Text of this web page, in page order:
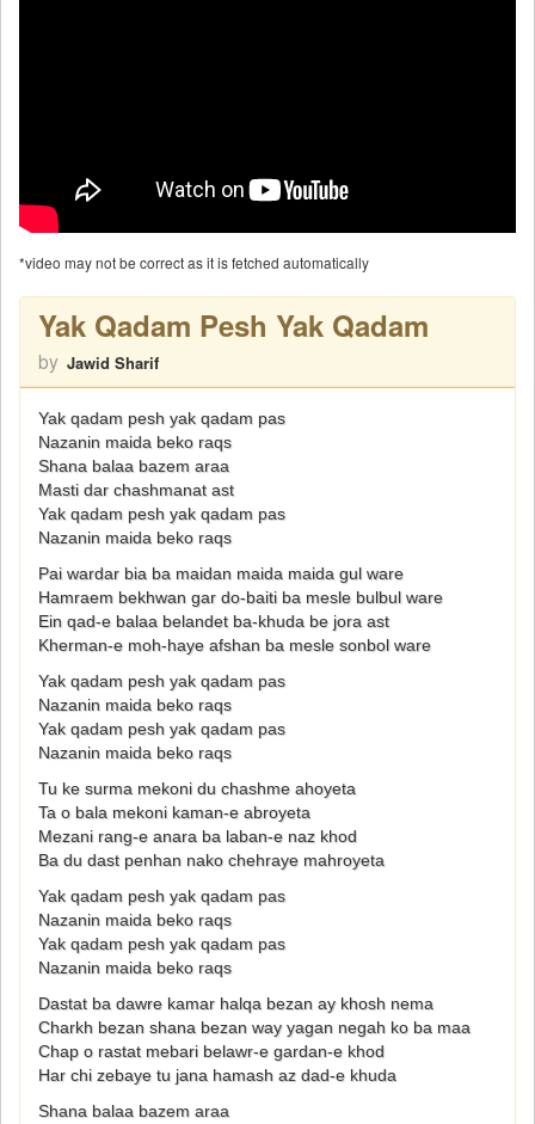
*video may not be correct as it is fetched automatically
Yak Qadam Pesh Yak Qadam
by Jawid Sharif
Yak qadam pesh yak qadam pas
Nazanin maida beko raqs
Shana balaa bazem araa
Masti dar chashmanat ast
Yak qadam pesh yak qadam pas
Nazanin maida beko raqs
Pai wardar bia ba maidan maida maida gul ware
Hamraem bekhwan gar do-baiti ba mesle bulbul ware
Ein qad-e balaa belandet ba-khuda be jora ast
Kherman-e moh-haye afshan ba mesle sonbol ware
Yak qadam pesh yak qadam pas
Nazanin maida beko raqs
Yak qadam pesh yak qadam pas
Nazanin maida beko raqs
Tu ke surma mekoni du chashme ahoyeta
Ta o bala mekoni kaman-e abroyeta
Mezani rang-e anara ba laban-e naz khod
Ba du dast penhan nako chehraye mahroyeta
Yak qadam pesh yak qadam pas
Nazanin maida beko raqs
Yak qadam pesh yak qadam pas
Nazanin maida beko raqs
Dastat ba dawre kamar halqa bezan ay khosh nema
Charkh bezan shana bezan way yagan negah ko ba maa
Chap o rastat mebari belawr-e gardan-e khod
Har chi zebaye tu jana hamash az dad-e khuda
Shana balaa bazem araa